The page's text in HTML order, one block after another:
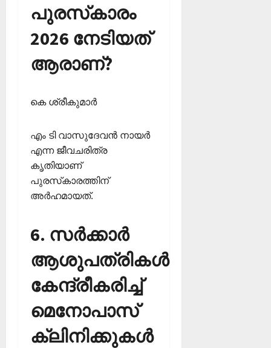
പുരസ്‌കാരം
2026 നേടിയത്
ആരാണ്?
കെ ശ്രീകുമാര്‍
എം ടി വാസുദേവന്‍ നായര്‍
എന്ന ജീവചരിത്ര
കൃതിയാണ്
പുരസ്‌കാരത്തിന്
അര്‍ഹമായത്.
6. സര്‍ക്കാര്‍
ആശുപത്രികള്‍
കേന്ദ്രീകരിച്ച്
മെനോപാസ്
ക്ലിനിക്കുകള്‍